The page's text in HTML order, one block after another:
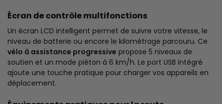
Écran de contrôle multifonctions
Un écran LCD intelligent permet de suivre votre vitesse, le
niveau de batterie ou encore le kilométrage parcouru. Ce
vélo à assistance progressive propose 5 niveaux de
soutien et un mode piéton à 6 km/h. Le port USB intégré
ajoute une touche pratique pour charger vos appareils en
déplacement.